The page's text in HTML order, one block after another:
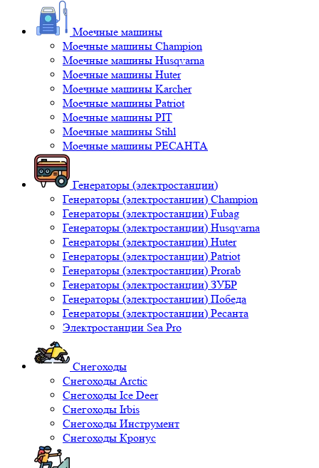
Моечные машины
Моечные машины Champion
Моечные машины Husqvarna
Моечные машины Huter
Моечные машины Karcher
Моечные машины Patriot
Моечные машины PIT
Моечные машины Stihl
Моечные машины РЕСАНТА
Генераторы (электростанции)
Генераторы (электростанции) Champion
Генераторы (электростанции) Fubag
Генераторы (электростанции) Husqvarna
Генераторы (электростанции) Huter
Генераторы (электростанции) Patriot
Генераторы (электростанции) Prorab
Генераторы (электростанции) ЗУБР
Генераторы (электростанции) Победа
Генераторы (электростанции) Ресанта
Электростанции Sea Pro
Снегоходы
Снегоходы Arctic
Снегоходы Ice Deer
Снегоходы Irbis
Снегоходы Инструмент
Снегоходы Кронус